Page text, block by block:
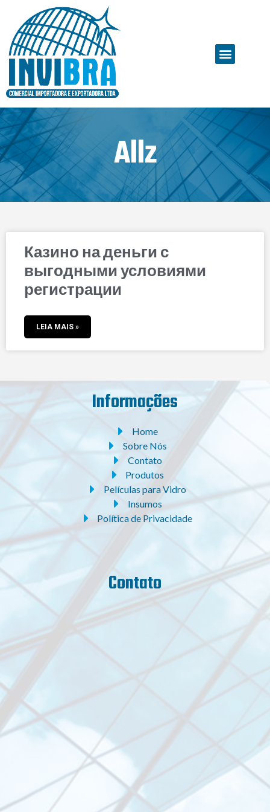
Allz
Казино на деньги с
выгодными условиями
регистрации
LEIA MAIS »
Informações
Home
Sobre Nós
Contato
Produtos
Películas para Vidro
Insumos
Política de Privacidade
Contato